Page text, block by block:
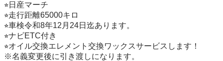
⭐︎日産マーチ
⭐︎走行距離65000キロ
⭐︎車検令和8年12月24日迄あります。
⭐︎ナビETC付き
⭐︎オイル交換エレメント交換ワックスサービスします！
※名義変更後に引き渡しになります。